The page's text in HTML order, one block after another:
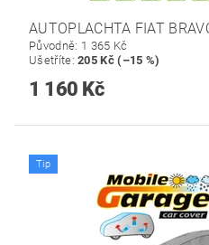
AUTOPLACHTA FIAT
Původně: 1 365 Kč
Ušetříte:205 Kč (–15 %)
1 160 Kč
Tip